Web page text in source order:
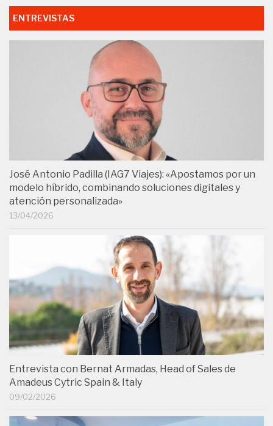
ENTREVISTAS
José Antonio Padilla (IAG7 Viajes): «Apostamos por un
modelo híbrido, combinando soluciones digitales y
atención personalizada»
13/04/2026
Entrevista con Bernat Armadas, Head of Sales de
Amadeus Cytric Spain & Italy
09/02/2026